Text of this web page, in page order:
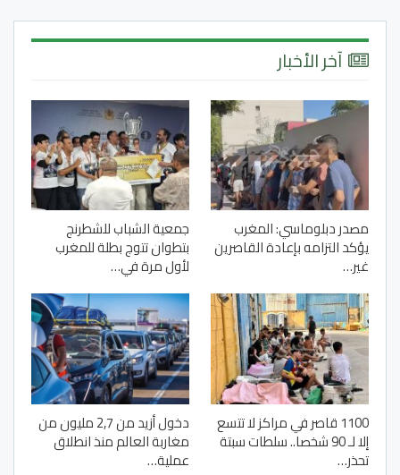
آخر الأخبار
مصدر دبلوماسي: المغرب
يؤكد التزامه بإعادة القاصرين
غير…
جمعية الشباب للشطرنج
بتطوان تتوج بطلة للمغرب
لأول مرة في…
1100 قاصر في مراكز لا تتسع
إلا لـ 90 شخصا.. سلطات سبتة
تحذر…
دخول أزيد من 2,7 مليون من
مغاربة العالم منذ انطلاق
عملية…